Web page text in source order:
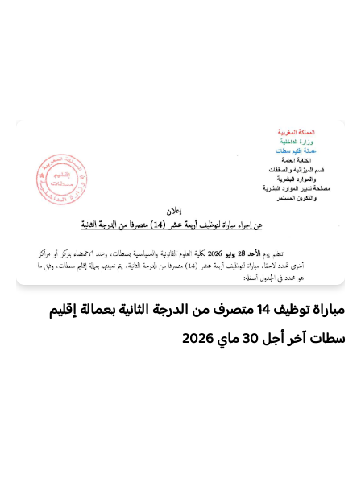
مباراة توظيف 14 متصرف من الدرجة الثانية بعمالة إقليم
سطات آخر أجل 30 ماي 2026